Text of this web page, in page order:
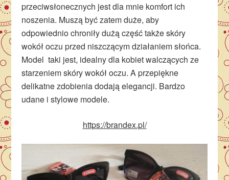
przeciwsłonecznych jest dla mnie komfort ich
noszenia. Muszą być zatem duże, aby
odpowiednio chroniły dużą część także skóry
wokół oczu przed niszczącym działaniem słońca.
Model taki jest, idealny dla kobiet walczących ze
starzeniem skóry wokół oczu. A przepiękne
delikatne zdobienia dodają elegancji. Bardzo
udane i stylowe modele.
https://brandex.pl/